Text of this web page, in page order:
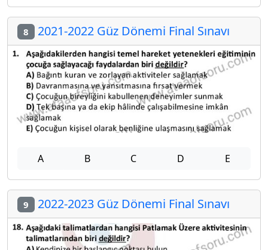
8 2021-2022 Güz Dönemi Final Sınavı
A B C D E
9 2022-2023 Güz Dönemi Final Sınavı